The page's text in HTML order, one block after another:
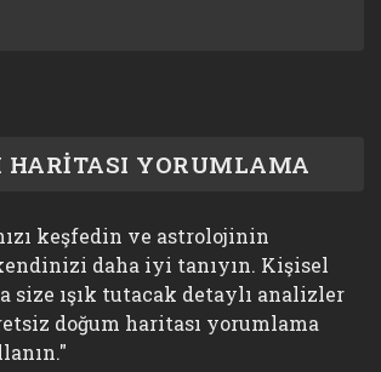
HARİTASI YORUMLAMA
keşfedin ve astrolojinin
daha iyi tanıyın. Kişisel
size ışık tutacak detaylı analizler
doğum haritası yorumlama